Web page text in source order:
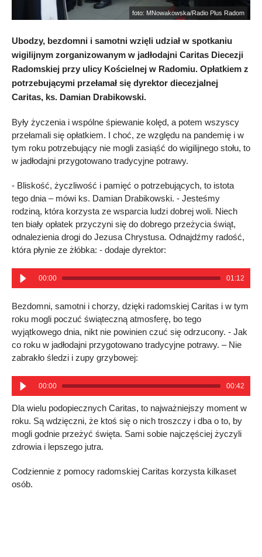
foto: MNowakowska/Radio Plus Radom
Ubodzy, bezdomni i samotni wzięli udział w spotkaniu
wigilijnym zorganizowanym w jadłodajni Caritas Diecezji
Radomskiej przy ulicy Kościelnej w Radomiu. Opłatkiem z
potrzebującymi przełamał się dyrektor diecezjalnej
Caritas, ks. Damian Drabikowski.
Były życzenia i wspólne śpiewanie kolęd, a potem wszyscy
przełamali się opłatkiem. I choć, ze względu na pandemię i w
tym roku potrzebujący nie mogli zasiąść do wigilijnego stołu, to
w jadłodajni przygotowano tradycyjne potrawy.
- Bliskość, życzliwość i pamięć o potrzebujących, to istota
tego dnia – mówi ks. Damian Drabikowski. - Jesteśmy
rodziną, która korzysta ze wsparcia ludzi dobrej woli. Niech
ten biały opłatek przyczyni się do dobrego przeżycia świąt,
odnalezienia drogi do Jezusa Chrystusa. Odnajdźmy radość,
która płynie ze żłóbka: - dodaje dyrektor:
00:00 01:12
Bezdomni, samotni i chorzy, dzięki radomskiej Caritas i w tym
roku mogli poczuć świąteczną atmosferę, bo tego
wyjątkowego dnia, nikt nie powinien czuć się odrzucony. - Jak
co roku w jadłodajni przygotowano tradycyjne potrawy. – Nie
zabrakło śledzi i zupy grzybowej:
00:00 00:42
Dla wielu podopiecznych Caritas, to najważniejszy moment w
roku. Są wdzięczni, że ktoś się o nich troszczy i dba o to, by
mogli godnie przeżyć święta. Sami sobie najczęściej życzyli
zdrowia i lepszego jutra.
Codziennie z pomocy radomskiej Caritas korzysta kilkaset
osób.